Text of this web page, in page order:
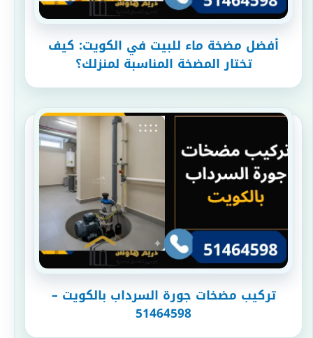
أفضل مضخة ماء للبيت في الكويت: كيف
تختار المضخة المناسبة لمنزلك؟
تركيب مضخات جورة السرداب بالكويت –
51464598